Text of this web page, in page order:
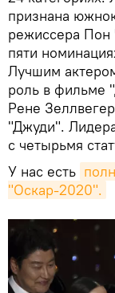
признана
режиссера Пон
пяти
Лучшим
роль в фильме
Рене
"Джуди".
с четырьмя
У нас есть
"Оскар-2020".